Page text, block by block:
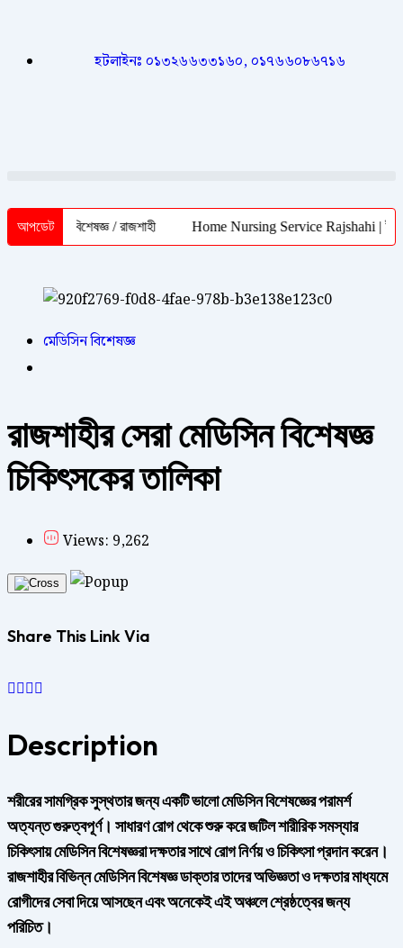
হটলাইনঃ ০১৩২৬৬৩৩১৬০, ০১৭৬৬০৮৬৭১৬
আপডেট
বিশেষজ্ঞ / রাজশাহী Home Nursing Service Rajshahi | ইনজেকশন,
মেডিসিন বিশেষজ্ঞ
রাজশাহীর সেরা মেডিসিন বিশেষজ্ঞ
চিকিৎসকের তালিকা
Views: 9,262
Share This Link Via
Description
শরীরের সামগ্রিক সুস্থতার জন্য একটি ভালো মেডিসিন বিশেষজ্ঞের পরামর্শ
অত্যন্ত গুরুত্বপূর্ণ। সাধারণ রোগ থেকে শুরু করে জটিল শারীরিক সমস্যার
চিকিৎসায় মেডিসিন বিশেষজ্ঞরা দক্ষতার সাথে রোগ নির্ণয় ও চিকিৎসা প্রদান করেন।
রাজশাহীর বিভিন্ন মেডিসিন বিশেষজ্ঞ ডাক্তার তাদের অভিজ্ঞতা ও দক্ষতার মাধ্যমে
রোগীদের সেবা দিয়ে আসছেন এবং অনেকেই এই অঞ্চলে শ্রেষ্ঠত্বের জন্য
পরিচিত।